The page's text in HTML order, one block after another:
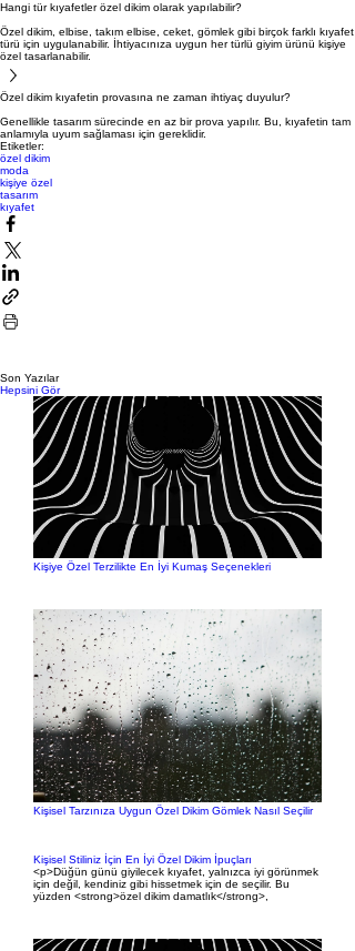
Hangi tür kıyafetler özel dikim olarak yapılabilir?
Özel dikim, elbise, takım elbise, ceket, gömlek gibi birçok farklı kıyafet
türü için uygulanabilir. İhtiyacınıza uygun her türlü giyim ürünü kişiye
özel tasarlanabilir.
Özel dikim kıyafetin provasına ne zaman ihtiyaç duyulur?
Genellikle tasarım sürecinde en az bir prova yapılır. Bu, kıyafetin tam
anlamıyla uyum sağlaması için gereklidir.
Etiketler:
özel dikim
moda
kişiye özel
tasarım
kıyafet
Son Yazılar
Hepsini Gör
Kişiye Özel Terzilikte En İyi Kumaş Seçenekleri
Kişisel Tarzınıza Uygun Özel Dikim Gömlek Nasıl Seçilir
Kişisel Stiliniz İçin En İyi Özel Dikim İpuçları
<p>Düğün günü giyilecek kıyafet, yalnızca iyi görünmek
için değil, kendiniz gibi hissetmek için de seçilir. Bu
yüzden <strong>özel dikim damatlık</strong>,